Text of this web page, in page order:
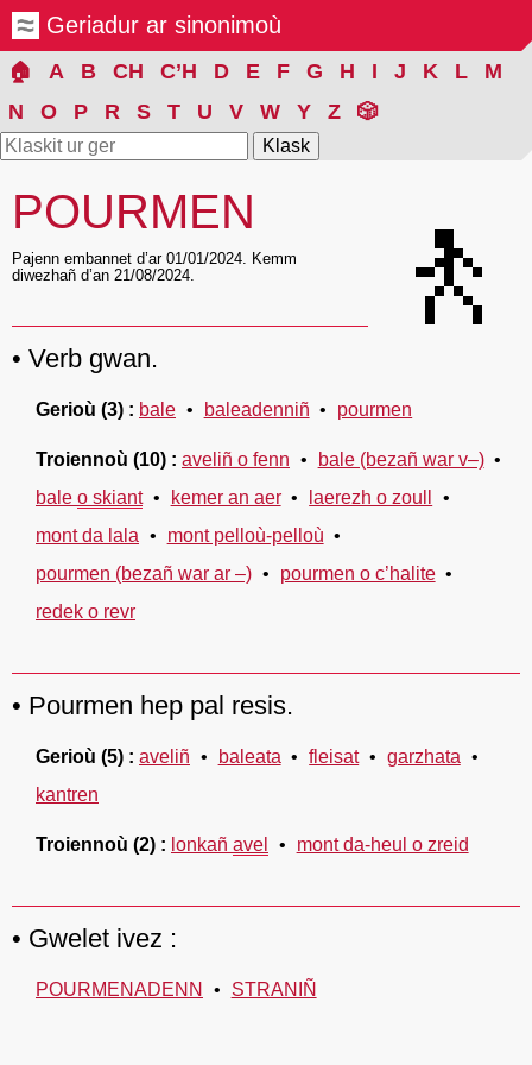
Geriadur ar sinonimoù
🏠 A B CH C’H D E F G H I J K L
M
N
O P R S T U V W Y Z 🎲
🚶
POURMEN
Pajenn embannet d’ar 01/01/2024. Kemm
diwezhañ d’an 21/08/2024.
Verb gwan.
Gerioù (3) bale baleadenniñ pourmen
Troiennoù (10) aveliñ o fenn
bale (bezañ war v–)
bale o skiant kemer an aer
laerezh o zoull
mont da lala
mont pelloù-pelloù
pourmen (bezañ war ar –)
pourmen o c’halite
redek o revr
Pourmen hep pal resis.
Gerioù (5) aveliñ baleata fleisat
garzhata
kantren
Troiennoù (2) lonkañ avel mont da-heul o zreid
Gwelet ivez :
POURMENADENN STRANIÑ